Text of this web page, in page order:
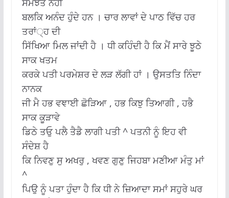
ਬਲਕਿ ਅਨੰਦ ਹੁੰਦੇ ਹਨ । ਚਾਰ ਲਾਵਾਂ ਦੇ ਪਾਠ ਵਿੱਚ ਹਰ
ਤਰਾਂ੍ਹ ਦੀ
ਸਿੱਖਿਆ ਮਿਲ ਜਾਂਦੀ ਹੈ । ਧੀ ਕਹਿੰਦੀ ਹੈ ਕਿ ਮੈਂ ਸਾਰੇ ਝੂਠੇ
ਸਾਕ ਖਤਮ
ਕਰਕੇ ਪਤੀ ਪਰਮੇਸ਼ਰ ਦੇ ਲੜ ਲੱਗੀ ਹਾਂ । ਉਸਤਤਿ ਨਿੰਦਾ
ਨਾਨਕ
ਜੀ ਮੈ ਹਭ ਵਞਾਈ ਛੋੜਿਆ , ਹਭ ਕਿਝੁ ਤਿਆਗੀ , ਹਭੈ
ਸਾਕ ਕੂੜਾਵੇ
ਡਿਠੇ ਤਓੁ ਪਲੈ ਤੈਡੈ ਲਾਗੀ ਪਤੀ ^ ਪਤਨੀ ਨੂੰ ਇਹ ਵੀ
ਸੰਦੇਸ਼ ਹੈ
ਕਿ ਨਿਵਣੁ ਸੁ ਅਖਰੁ , ਖਵਣ ਗੁਣੁ ਜਿਹਬਾ ਮਣੀਆ ਮੰਤੁ ਮਾਂ
^
ਪਿਉ ਨੂੰ ਪਤਾ ਹੁੰਦਾ ਹੈ ਕਿ ਧੀ ਨੇ ਜ਼ਿਆਦਾ ਸਮਾਂ ਸਹੁਰੇ ਘਰ